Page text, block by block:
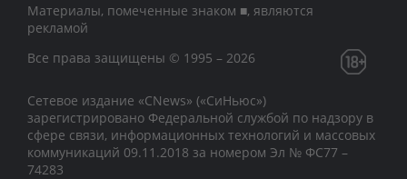
Материалы, помеченные знаком ■, являются
рекламой
Все права защищены © 1995 – 2026
Сетевое издание «CNews» («СиНьюс»)
зарегистрировано Федеральной службой по надзору в
сфере связи, информационных технологий и массовых
коммуникаций 09.11.2018 за номером Эл № ФС77 –
74283